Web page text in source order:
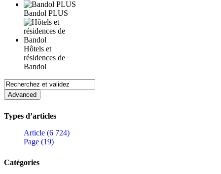
Bandol PLUS
Hôtels et
résidences de
Bandol
Types d’articles
Article (6 724)
Page (19)
Catégories